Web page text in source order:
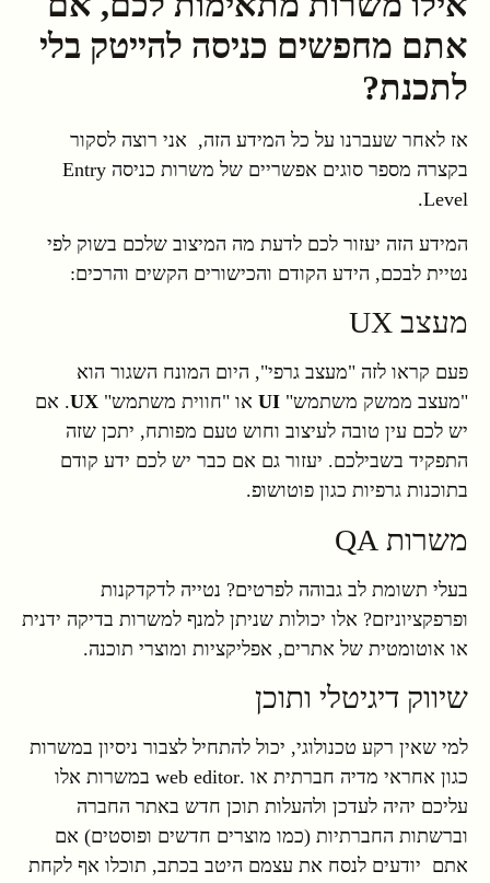
אתם מחפשים כניסה להייטק בלי
לתכנת?
אז לאחר שעברנו על כל המידע הזה, אני רוצה לסקור
בקצרה מספר סוגים אפשריים של משרות כניסה Entry
Level.
המידע הזה יעזור לכם לדעת מה המיצוב שלכם בשוק לפי
נטיית לבכם, הידע הקודם והכישורים הקשים והרכים:
מעצב UX
פעם קראו לזה "מעצב גרפי", היום המונח השגור הוא
"מעצב ממשק משתמש" UI או "חווית משתמש" UX. אם
יש לכם עין טובה לעיצוב וחוש טעם מפותח, יתכן שזה
התפקיד בשבילכם. יעזור גם אם כבר יש לכם ידע קודם
בתוכנות גרפיות כגון פוטושופ.
משרות QA
בעלי תשומת לב גבוהה לפרטים? נטייה לדקדקנות
ופרפקציוניזם? אלו יכולות שניתן למנף למשרות בדיקה ידנית
או אוטומטית של אתרים, אפליקציות ומוצרי תוכנה.
שיווק דיגיטלי ותוכן
למי שאין רקע טכנולוגי, יכול להתחיל לצבור ניסיון במשרות
כגון אחראי מדיה חברתית או .web editor במשרות אלו
עליכם יהיה לעדכן ולהעלות תוכן חדש באתר החברה
וברשתות החברתיות (כמו מוצרים חדשים ופוסטים) אם
אתם יודעים לנסח את עצמם היטב בכתב, תוכלו אף לקחת